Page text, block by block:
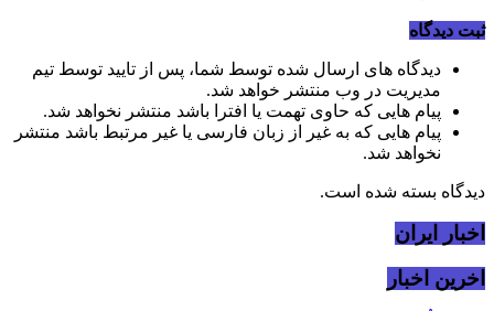
ثبت دیدگاه
دیدگاه های ارسال شده توسط شما، پس از تایید توسط تیم
مدیریت در وب منتشر خواهد شد.
پیام هایی که حاوی تهمت یا افترا باشد منتشر نخواهد شد.
پیام هایی که به غیر از زبان فارسی یا غیر مرتبط باشد منتشر
نخواهد شد.
دیدگاه بسته شده است.
اخبار ایران
اخرین اخبار